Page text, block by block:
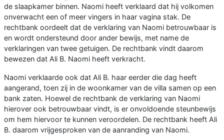
de slaapkamer binnen. Naomi heeft verklaard dat hij volkomen
onverwacht een of meer vingers in haar vagina stak. De
rechtbank oordeelt dat de verklaring van Naomi betrouwbaar is
en wordt ondersteund door ander bewijs, met name de
verklaringen van twee getuigen. De rechtbank vindt daarom
bewezen dat Ali B. Naomi heeft verkracht.
Naomi verklaarde ook dat Ali B. haar eerder die dag heeft
aangerand, toen zij in de woonkamer van de villa samen op een
bank zaten. Hoewel de rechtbank de verklaring van Naomi
hierover ook betrouwbaar vindt, is er onvoldoende steunbewijs
om hem hiervoor te kunnen veroordelen. De rechtbank heeft Ali
B. daarom vrijgesproken van de aanranding van Naomi.